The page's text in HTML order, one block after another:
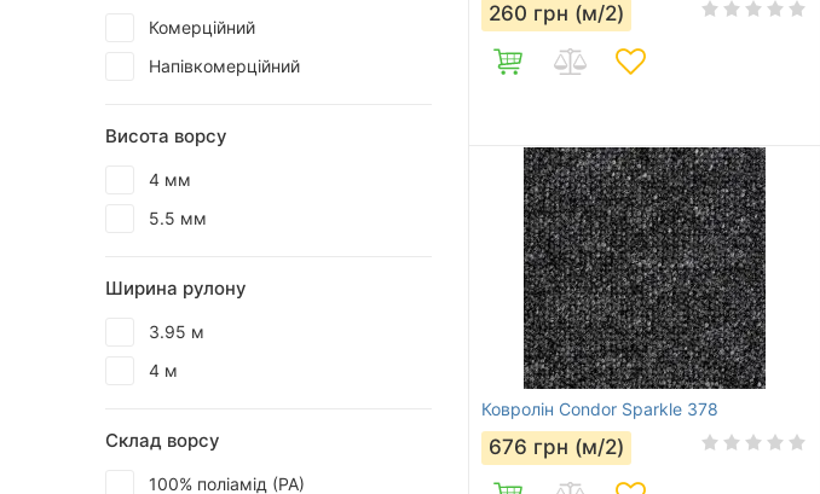
Комерційний
Напівкомерційний
Висота ворсу
4 мм
5.5 мм
Ширина рулону
3.95 м
4 м
Склад ворсу
100% поліамід (РА)
260 грн (м/2)
Ковролін Condor Sparkle 378
676 грн (м/2)